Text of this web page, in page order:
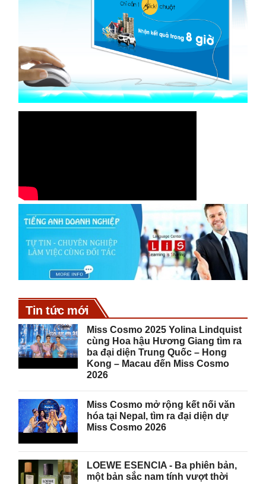
Tin tức mới
Miss Cosmo 2025 Yolina Lindquist
cùng Hoa hậu Hương Giang tìm ra
ba đại diện Trung Quốc – Hong
Kong – Macau đến Miss Cosmo
2026
Miss Cosmo mở rộng kết nối văn
hóa tại Nepal, tìm ra đại diện dự
Miss Cosmo 2026
LOEWE ESENCIA - Ba phiên bản,
một bản sắc nam tính vượt thời